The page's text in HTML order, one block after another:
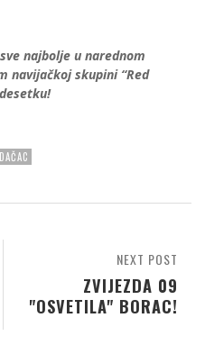
najbolje u narednom
navijačkoj skupini “Red
NEXT POST
ZVIJEZDA 09
"OSVETILA" BORAC!